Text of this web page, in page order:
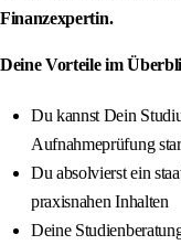
Finanzexpertin.
Deine Vorteile im
Du kannst Dein
Aufnahmeprüfung
Du absolvierst ein
praxisnahen Inhalten
Deine